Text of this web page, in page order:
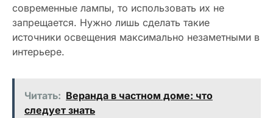
современные лампы, то использовать их не
запрещается. Нужно лишь сделать такие
источники освещения максимально незаметными в
интерьере.
Читать: Веранда в частном доме: что
следует знать